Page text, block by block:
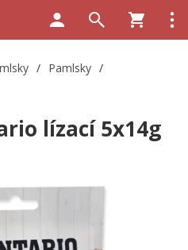
/ Pamlsky /
lízací 5x14g